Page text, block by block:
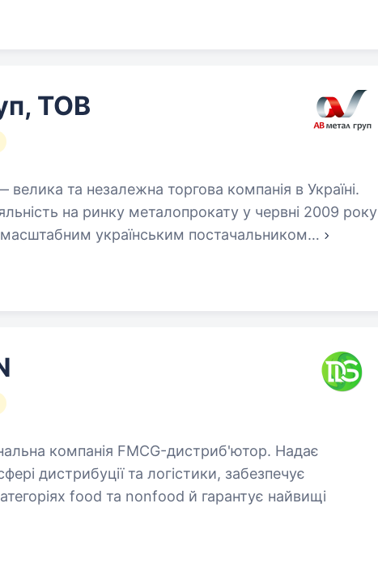
ТОВ
та незалежна торгова компанія в Україні.
на ринку металопрокату у червні 2009 року
масштабним українським постачальником…
компанія FMCG-дистриб'ютор. Надає
дистрибуції та логістики, забезпечує
food та nonfood й гарантує найвищі